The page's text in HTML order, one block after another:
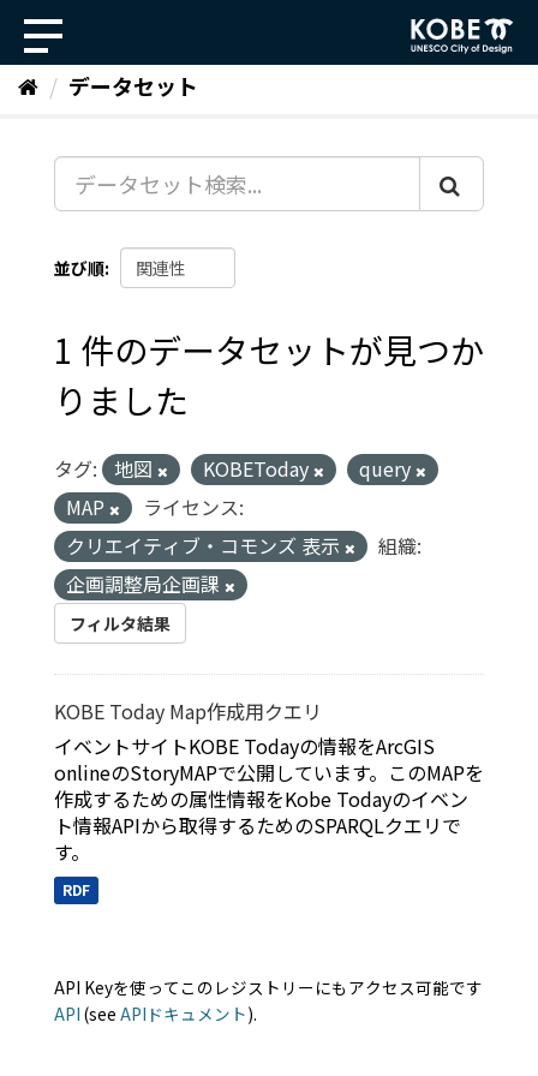
ッ
データセット
並び順
1 件のデータセットが見つか
りました
タグ: 地図 KOBEToday
query
MAP
ライセンス:
クリエイティブ・コモンズ 表示
組織:
企画調整局企画課
フィルタ結果
KOBE Today Map作成用クエリ
イベントサイトKOBE Todayの情報をArcGIS
onlineのStoryMAPで公開しています。このMAPを
作成するための属性情報をKobe Todayのイベン
ト情報APIから取得するためのSPARQLクエリで
す。
RDF
API Keyを使ってこのレジストリーにもアクセス可能です
API (see APIドキュメント).